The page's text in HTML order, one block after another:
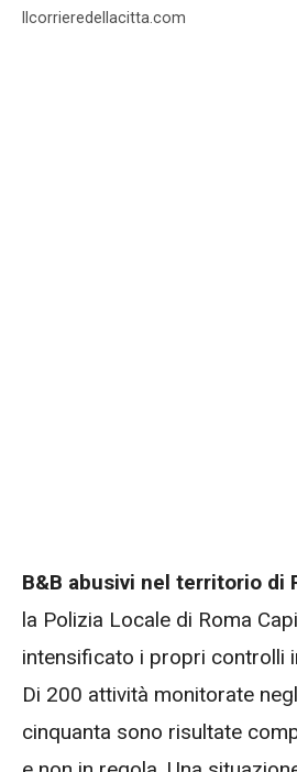
Ilcorrieredellacitta.com
B&B abusivi nel territorio di
la Polizia Locale di Roma
intensificato i propri controlli
Di 200 attività monitorate
cinquanta sono risultate